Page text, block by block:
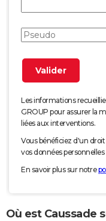
Les informations
GROUP pour assurer la
liées aux interventions.
Vous bénéficiez d'un
vos données
En savoir plus sur notre
Où est Caussade